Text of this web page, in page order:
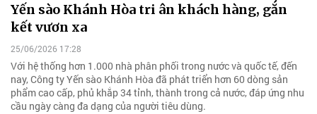
Yến sào Khánh Hòa tri ân khách hàng, gắn
kết vươn xa
25/06/2026 17:28
Với hệ thống hơn 1.000 nhà phân phối trong nước và quốc tế, đến
nay, Công ty Yến sào Khánh Hòa đã phát triển hơn 60 dòng sản
phẩm cao cấp, phủ khắp 34 tỉnh, thành trong cả nước, đáp ứng nhu
cầu ngày càng đa dạng của người tiêu dùng.